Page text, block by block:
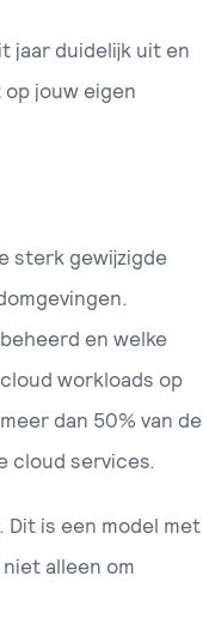
jaar duidelijk uit en
jouw eigen
sterk gewijzigde
en welke
workloads op
dan 50% van de
cloud services.
Dit is een model met
alleen om